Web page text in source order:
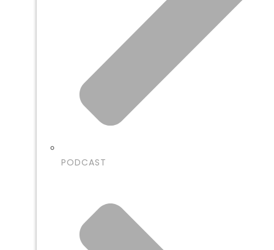
PODCAST